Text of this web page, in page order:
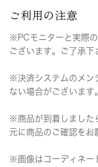
ご利用の注意
※PCモニターと実際
ございます。ご了承下
※決済システムのメン
ない場合がございます。
※商品が到着しました
元に商品のご確認をお
※画像はコーディネー